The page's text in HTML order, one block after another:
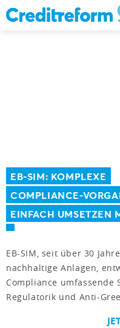
EB-SIM: KOMPLEXE
COMPLIANCE-
EINFACH UMSETZEN
EB-SIM, seit über 30
nachhaltige Anlagen,
Compliance umfassende
Regulatorik und Anti-